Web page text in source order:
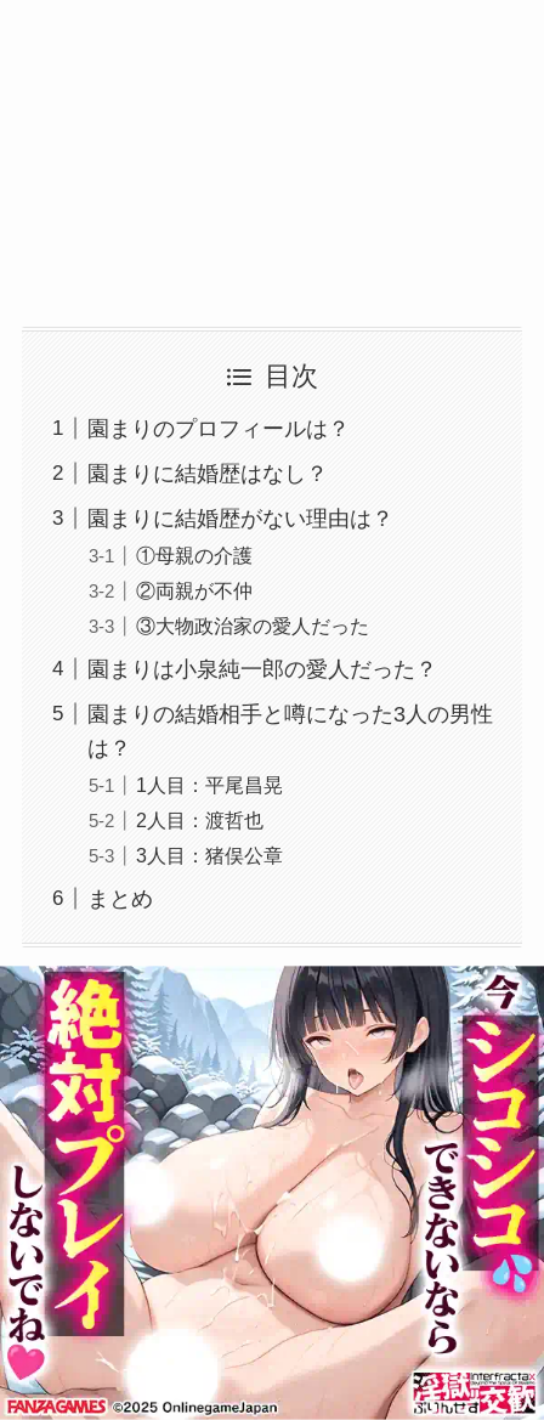
目次
園まりのプロフィールは？
園まりに結婚歴はなし？
園まりに結婚歴がない理由は？
①母親の介護
②両親が不仲
③大物政治家の愛人だった
園まりは小泉純一郎の愛人だった？
園まりの結婚相手と噂になった3人の男性
は？
1人目：平尾昌晃
2人目：渡哲也
3人目：猪俣公章
まとめ